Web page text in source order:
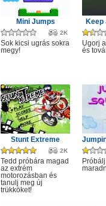
Mini Jumps
2K
Sok kicsi ugrás sokra
megy!
Keep
Ugorj
és
Stunt Extreme
2K
Tedd próbára magad
az extrém
motorozásban és
tanulj meg új
trükköket!